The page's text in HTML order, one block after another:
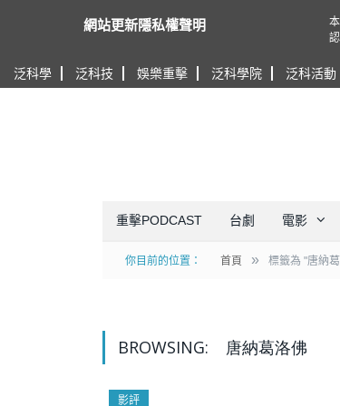
泛科學 泛科技 娛樂重擊 泛科學院 泛科活動
重擊PODCAST 台劇 電影
你目前的位置： 首頁 » 標籤為 "唐納
BROWSING: 唐納葛洛佛
影評
網站更新隱私權聲明